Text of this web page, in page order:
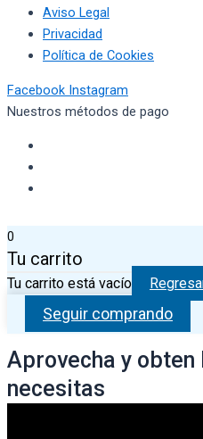
Aviso Legal
Privacidad
Política de Cookies
Facebook Instagram
Nuestros métodos de pago
0
Tu carrito
Tu carrito está vacío
Seguir comprando
Aprovecha y obten
necesitas